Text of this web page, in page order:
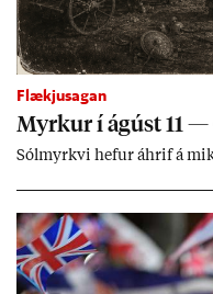
Flækjusagan
Myrk­ur í ág­úst 11
Sól­myrkvi hef­ur áhrif á